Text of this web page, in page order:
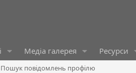
Медіа галерея Ресурси
Пошук повідомлень профілю